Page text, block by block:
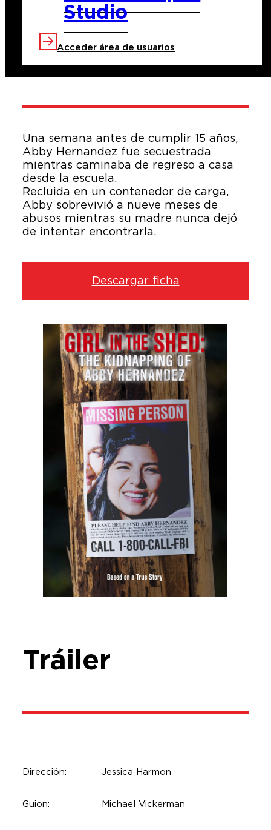
Studio
Acceder área de usuarios
Sinopsis
Una semana antes de cumplir 15 años,
Abby Hernandez fue secuestrada
mientras caminaba de regreso a casa
desde la escuela.
Recluida en un contenedor de carga,
Abby sobrevivió a nueve meses de
abusos mientras su madre nunca dejó
de intentar encontrarla.
Descargar ficha
Tráiler
Dirección: Jessica Harmon
Guion: Michael Vickerman